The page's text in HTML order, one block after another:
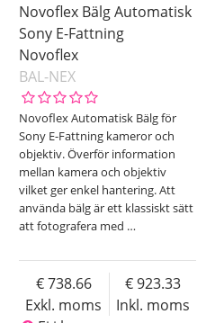
Novoflex Bälg Automatisk
Sony E-Fattning
Novoflex
BAL-NEX
Novoflex Automatisk Bälg för
Sony E-Fattning kameror och
objektiv. Överför information
mellan kamera och objektiv
vilket ger enkel hantering. Att
använda bälg är ett klassiskt sätt
att fotografera med …
Exkl. moms
738.66
Inkl. moms
923.33